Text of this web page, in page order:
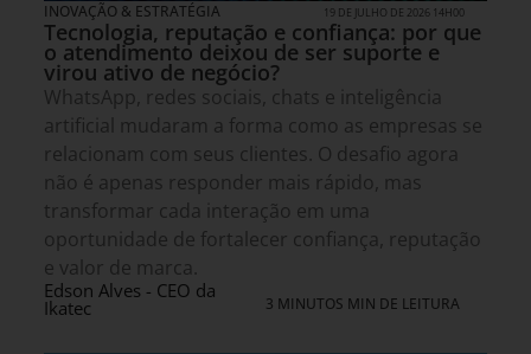
INOVAÇÃO & ESTRATÉGIA 19 DE JULHO DE 2026 14H00
Tecnologia, reputação e confiança: por que
o atendimento deixou de ser suporte e
virou ativo de negócio?
WhatsApp, redes sociais, chats e inteligência
artificial mudaram a forma como as empresas se
relacionam com seus clientes. O desafio agora
não é apenas responder mais rápido, mas
transformar cada interação em uma
oportunidade de fortalecer confiança, reputação
e valor de marca.
Edson Alves - CEO da
Ikatec 3 MINUTOS MIN DE LEITURA